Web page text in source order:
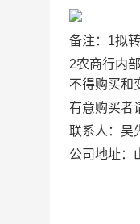
备注：1拟
2农商行内
不得购买和
有意购买者
联系人：吴
公司地址：
山